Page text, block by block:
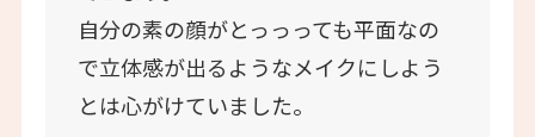
自分の素の顔がとっっっても平面なの
で立体感が出るようなメイクにしよう
とは心がけていました。